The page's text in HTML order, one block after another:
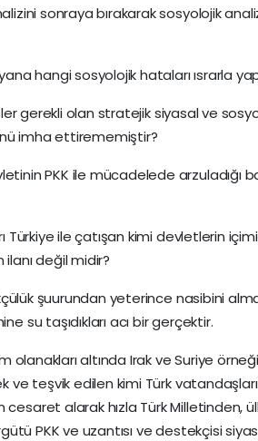
sonraya bırakarak sosyolojik
yana hangi sosyolojik hataları ısrarla
gerekli olan stratejik siyasal ve
imha ettirememiştir?
PKK ile mücadelede arzuladığı
Türkiye ile çatışan kimi devletlerin
değil midir?
şuurundan yeterince nasibini
su taşıdıkları acı bir gerçektir.
olanakları altında Irak ve Suriye
ve teşvik edilen kimi Türk
cesaret alarak hızla Türk Milletinden,
PKK ve uzantısı ve destekçisi